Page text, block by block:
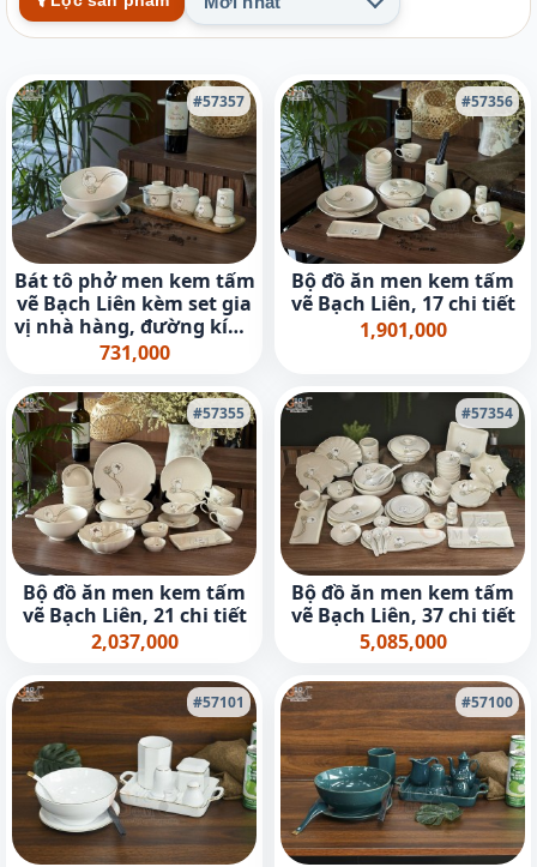
#57357
Bát tô phở men kem tấm
vẽ Bạch Liên kèm set gia
vị nhà hàng, đường kính
18cm
731,000
#57356
Bộ đồ ăn men kem tấm
vẽ Bạch Liên, 17 chi tiết
1,901,000
#57355
Bộ đồ ăn men kem tấm
vẽ Bạch Liên, 21 chi tiết
2,037,000
#57354
Bộ đồ ăn men kem tấm
vẽ Bạch Liên, 37 chi tiết
5,085,000
#57101 #57100